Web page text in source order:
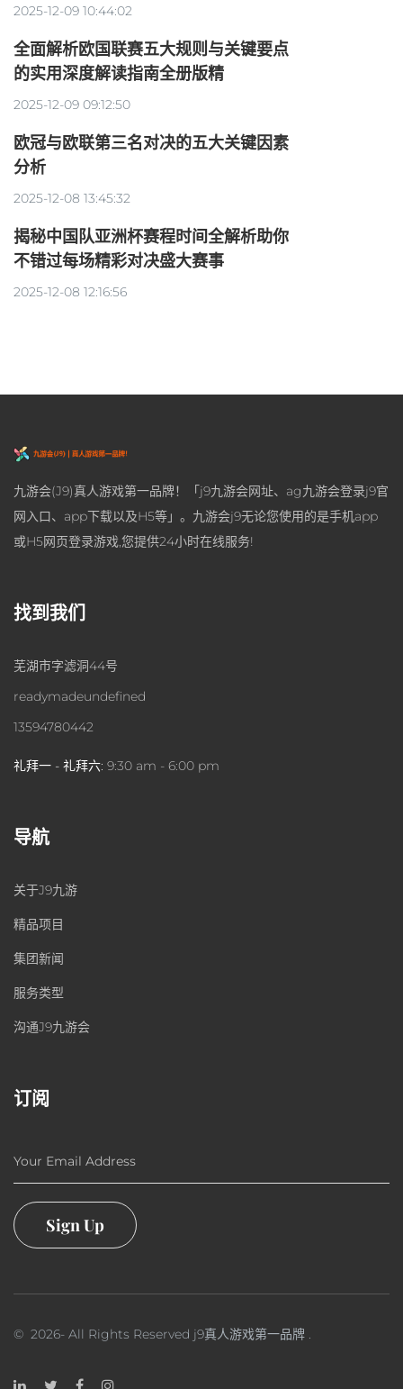
2025-12-09 10:44:02
全面解析欧国联赛五大规则与关键要点
的实用深度解读指南全册版精
2025-12-09 09:12:50
欧冠与欧联第三名对决的五大关键因素
分析
2025-12-08 13:45:32
揭秘中国队亚洲杯赛程时间全解析助你
不错过每场精彩对决盛大赛事
2025-12-08 12:16:56
九游会(J9)真人游戏第一品牌！「j9九游会网址、ag九游会登录j9官
网入口、app下载以及H5等」。九游会j9无论您使用的是手机app
或H5网页登录游戏,您提供24小时在线服务!
找到我们
芜湖市字滤洞44号
readymadeundefined
13594780442
礼拜一 - 礼拜六: 9:30 am - 6:00 pm
导航
关于J9九游
精品项目
集团新闻
服务类型
沟通J9九游会
订阅
Your Email Address
Sign Up
© 2026- All Rights Reserved j9真人游戏第一品牌 .